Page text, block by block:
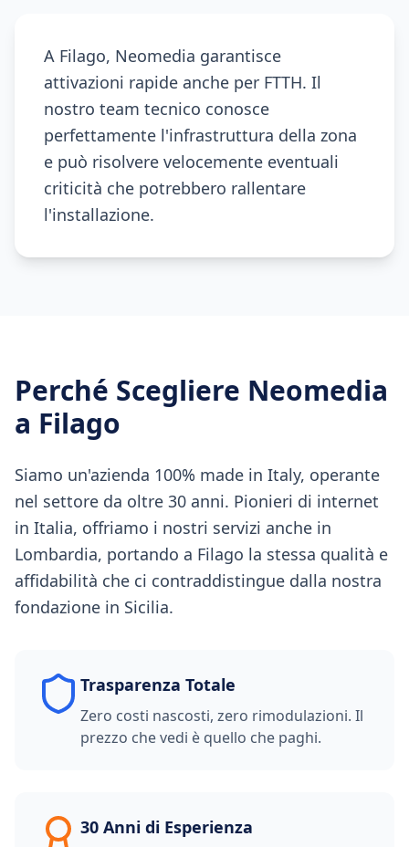
A Filago, Neomedia garantisce
attivazioni rapide anche per FTTH. Il
nostro team tecnico conosce
perfettamente l'infrastruttura della zona
e può risolvere velocemente eventuali
criticità che potrebbero rallentare
l'installazione.
Perché Scegliere Neomedia
a Filago
Siamo un'azienda 100% made in Italy, operante
nel settore da oltre 30 anni. Pionieri di internet
in Italia, offriamo i nostri servizi anche in
Lombardia, portando a Filago la stessa qualità e
affidabilità che ci contraddistingue dalla nostra
fondazione in Sicilia.
Trasparenza Totale
Zero costi nascosti, zero rimodulazioni. Il
prezzo che vedi è quello che paghi.
30 Anni di Esperienza